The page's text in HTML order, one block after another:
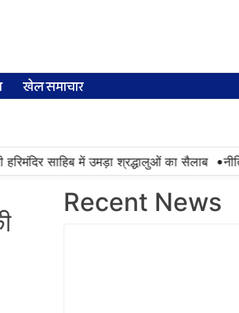
खेल समाचार
साहिब में उमड़ा श्रद्धालुओं का सैलाब •नीति
Recent News